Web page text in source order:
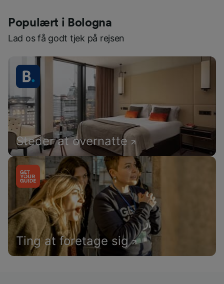
Populært i Bologna
Lad os få godt tjek på rejsen
Steder at overnatte
Ting at foretage sig